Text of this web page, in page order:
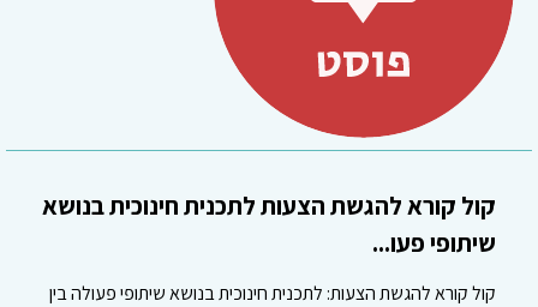
קול קורא להגשת הצעות לתכנית חינוכית בנושא
שיתופי פעו...
קול קורא להגשת הצעות: לתכנית חינוכית בנושא שיתופי פעולה בין